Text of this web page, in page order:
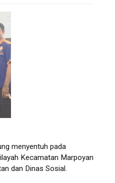
menyentuh pada
Kecamatan Marpoyan
dan Dinas Sosial.